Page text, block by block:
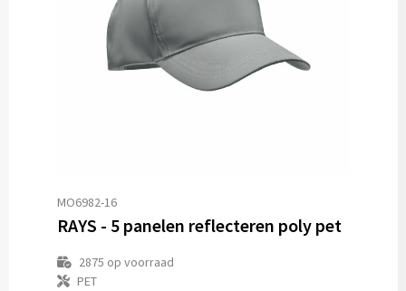
MO6982-16
RAYS - 5 panelen reflecteren poly pet
2875 op voorraad
PET